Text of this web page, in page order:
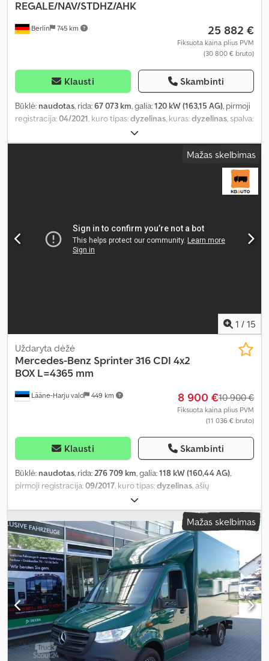
Berlin 745 km
REGALE/NAV/STDHZ/AHK
25 882 €
Fiksuota kaina plius PVM
(30 800 € bruto)
Klausti Skambinti
Būklė: naudotas, rida:67 073 km, galia:120 kW (163,15 AG), pirmoji
registracija:04/2021, kuro tipas:dyzelinas, kuras:dyzelinas, spalva:
, pavaros tipas:
klasė:Euro 6, pakaba:kitas, sėdimų vietų skaičius:3, Įranga:ABS,
borto kompiuteris, centrinis užraktas, elektroninė stabilumo
priekabos jungtis, stumdomos durys, suodžių filtras, trauki
Mažas skelbimas
1 / 15
Lääne-Harju vald 449 km
Uždaryta dėžė
Mercedes-Benz Sprinter 316 CDI 4x2
BOX L=4365 mm
8 900 €10 900 €
Fiksuota kaina plius PVM
(11 036 € bruto)
Klausti Skambinti
Būklė: naudotas, rida: 276 709 km, galia:118 kW (160,44 AG),
pirmoji registracija:09/2017 , kuro tipas:dyzelinas , ašių
4 320 mm
tipas:automatinis, emisijos klasė:Euro 6, pakaba:plienas, bendras
ilgis:7 040 mm, bendras plotis:2 170 mm, bendras aukštis:2 980
mm, krovimo vietos ilgis:4 360 mm, krovinių skyriaus plotis:
mm, krovos erdvės aukštis:2 140 mm, Gamybos metai: 2017, Įranga:
borto kompiuteris, centrinis užraktas, elektrinis langų
reguliavimas, elektriškai reguliuojamas veidrodis, kruizo
kontrolė, oro kondicionavimas, oro pagalvė, sėdynės šildytuvas,
Mažas skelbimas